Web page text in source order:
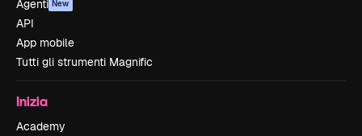
Agenti New
API
App mobile
Tutti gli strumenti Magnific
Inizia
Academy